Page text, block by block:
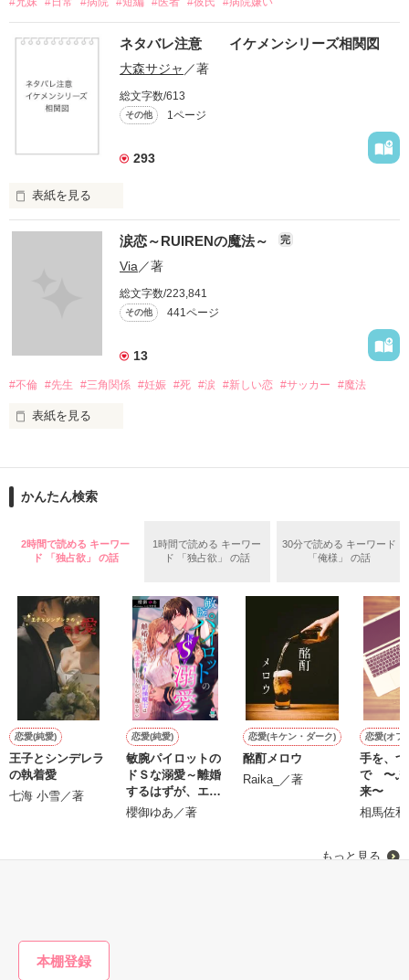
ネタバレ注意 イケメンシリーズ相関図
大森サジャ ／著
総文字数/613
その他 1ページ
293
表紙を見る
イケメンシリーズ相関図
第一弾から第十弾
作品を読むのに役立てばと思います
涙恋～RUIRENの魔法～ 完
Via ／著
総文字数/223,841
その他 441ページ
13
#不倫 #先生 #三角関係 #妊娠 #死 #涙 #新しい恋 #サッカー #魔法
表紙を見る
泣かせてばかりで…ゴメン…」
ユウは悲しく微笑む・・・・
悩み傷つき　精一杯愛した人
「俺なら　亜恋を
泣かせたりしないのに…」
愛斗はまっすぐ私を見る。
ユウと愛斗の間で
揺れ動く　私は
かんたん検索
2時間で読める キーワー
ド 「独占欲」 の話
1時間で読める キーワー
ド 「独占欲」 の話
30分で読める キーワード
「俺様」 の話
恋愛(純愛)
王子とシンデレラ
の執着愛
七海 小雪／著
恋愛(純愛)
敏腕パイロットの
ドＳな溺愛～離婚
するはずが、エリ
ート副操縦士は最
櫻御ゆあ／著
恋愛(キケン・ダーク)
酩酊メロウ
Raika_／著
恋愛(オフ
手を、
で 〜ふ
来〜
相馬佐
もっと見る